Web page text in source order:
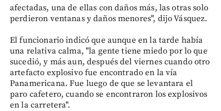
afectadas, una de ellas con daños más, las otras solo
perdieron ventanas y daños menores", dijo Vásquez.
El funcionario indicó que aunque en la tarde había
una relativa calma, "la gente tiene miedo por lo que
sucedió, y más aun, después del viernes cuando otro
artefacto explosivo fue encontrado en la vía
Panamericana. Fue luego de que se levantara el
paro cafetero, cuando se encontraron los explosivos
en la carretera".